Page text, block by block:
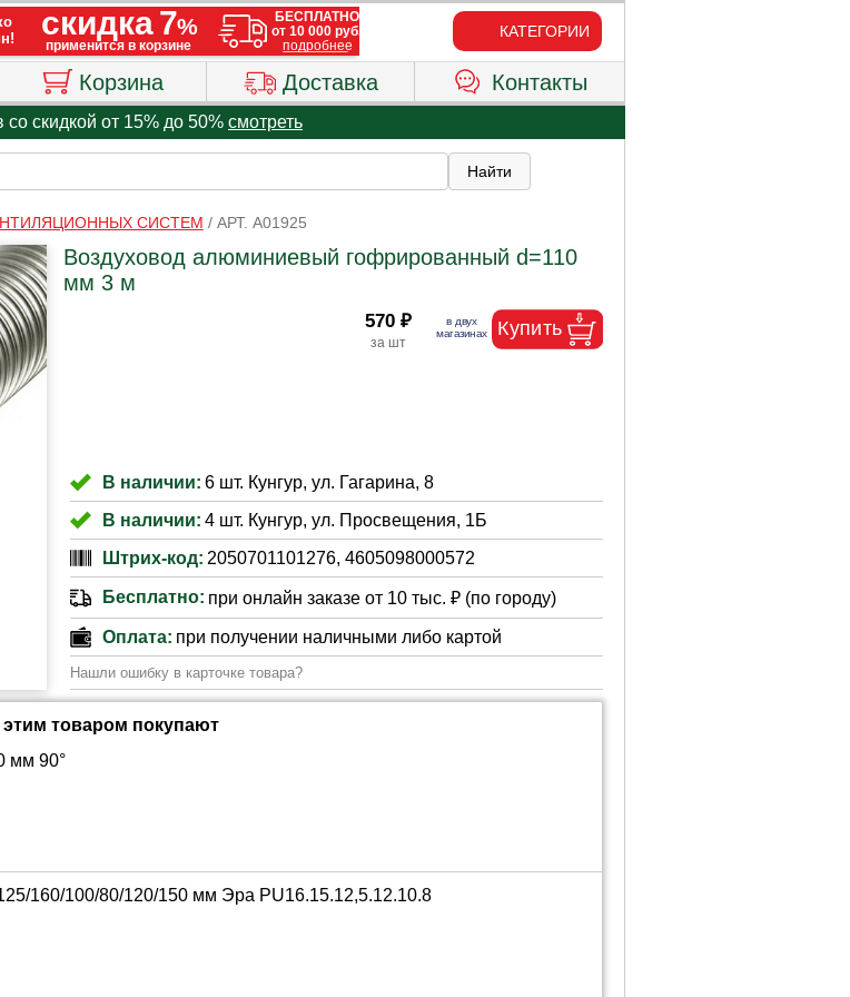
КАТЕГОРИИ
Корзина Доставка Контакты
со скидкой от 15% до 50% смотреть
СИСТЕМ / АРТ. A01925
Воздуховод алюминиевый гофрированный d=110
мм 3 м
570 ₽
В наличии: 6 шт. Кунгур, ул. Гагарина, 8
В наличии: 4 шт. Кунгур, ул. Просвещения, 1Б
Штрих-код: 2050701101276, 4605098000572
Бесплатно: при онлайн заказе от 10 тыс. ₽ (по городу)
Оплата: при получении наличными либо картой
Нашли ошибку в карточке товара?
товаром покупают
мм 90°
160/100/80/120/150 мм Эра PU16.15.12,5.12.10.8